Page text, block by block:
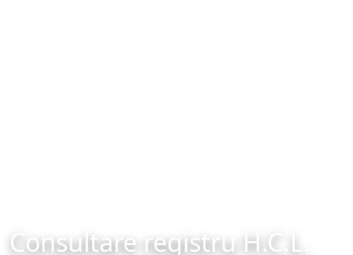
Consultare registru H.C.L.